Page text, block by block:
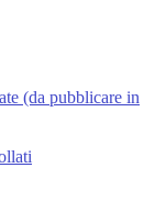
(da pubblicare in